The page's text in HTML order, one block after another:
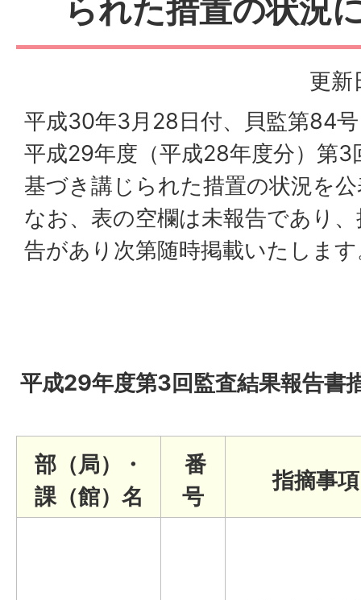
られた措置の状況
更新
平成30年3月28日付、貝監第84
平成29年度（平成28年度分）第3
基づき講じられた措置の状況を
なお、表の空欄は未報告であり
告があり次第随時掲載いたしま
平成29年度第3回監査結果報告書
部（局）・
課（館）名
番
号
指摘事項